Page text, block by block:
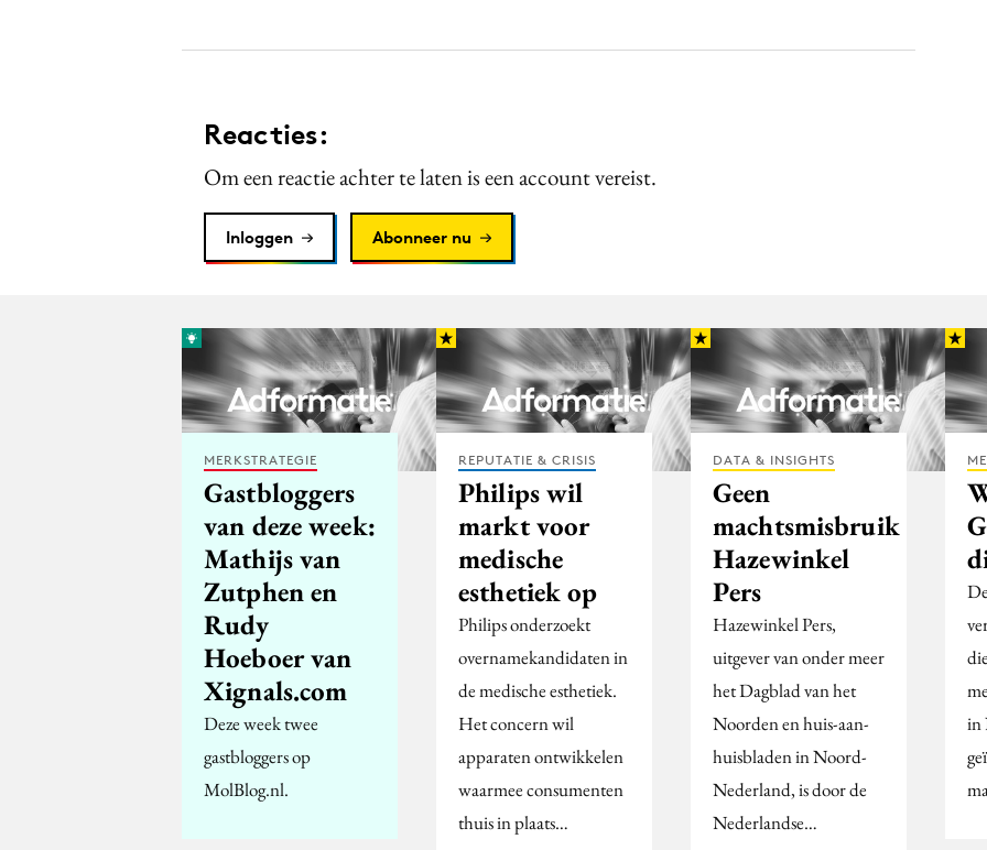
Reacties:
Om een reactie achter te laten is een account vereist.
Inloggen Abonneer nu
MERKSTRATEGIE
Gastbloggers
van deze week:
Mathijs van
Zutphen en
Rudy
Hoeboer van
Xignals.com
Deze week twee
gastbloggers op
MolBlog.nl.
REPUTATIE & CRISIS
Philips wil
markt voor
medische
esthetiek op
Philips onderzoekt
overnamekandidaten in
de medische esthetiek.
Het concern wil
apparaten ontwikkelen
waarmee consumenten
thuis in plaats…
DATA & INSIGHTS
Geen
machtsmisbruik
Hazewinkel
Pers
Hazewinkel Pers,
uitgever van onder meer
het Dagblad van het
Noorden en huis-aan-
huisbladen in Noord-
Nederland, is door de
Nederlandse…
in